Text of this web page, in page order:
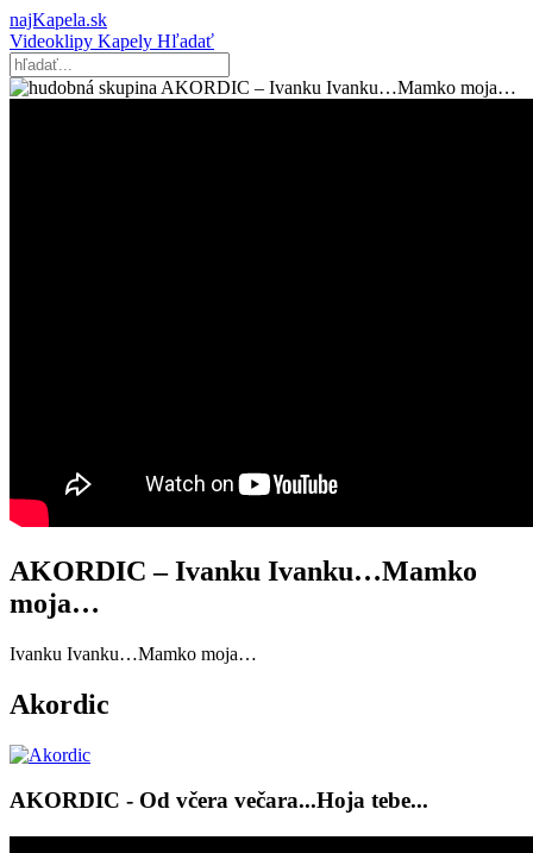
najKapela.sk
Videoklipy Kapely Hľadať
AKORDIC – Ivanku Ivanku…Mamko
moja…
Ivanku Ivanku…Mamko moja…
Akordic
AKORDIC - Od včera večara...Hoja tebe...